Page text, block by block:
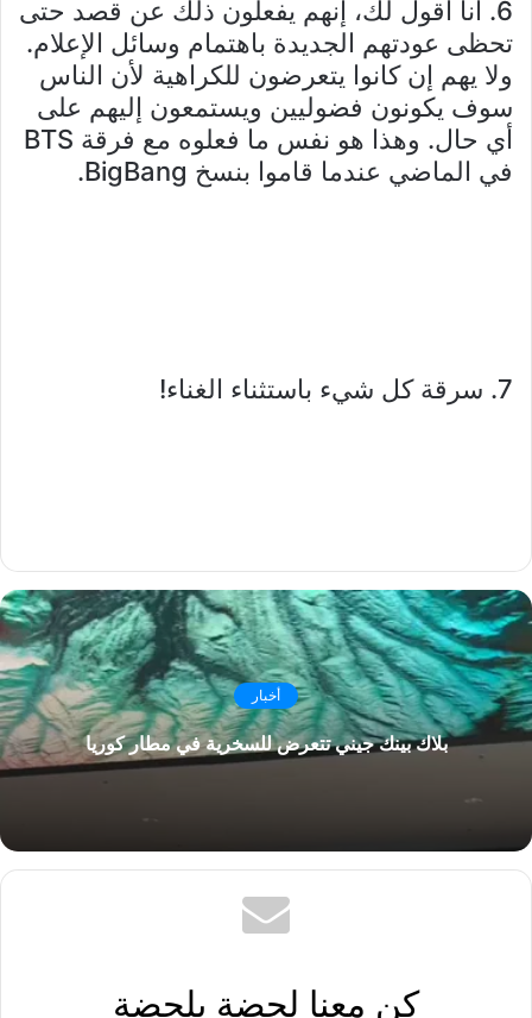
6. أنا أقول لك، إنهم يفعلون ذلك عن قصد حتى
تحظى عودتهم الجديدة باهتمام وسائل الإعلام.
ولا يهم إن كانوا يتعرضون للكراهية لأن الناس
سوف يكونون فضوليين ويستمعون إليهم على
أي حال. وهذا هو نفس ما فعلوه مع فرقة BTS
في الماضي عندما قاموا بنسخ BigBang.
7. سرقة كل شيء باستثناء الغناء!
أخبار
بلاك بينك جيني تتعرض للسخرية في مطار كوريا
كن معنا لحضة بلحضة